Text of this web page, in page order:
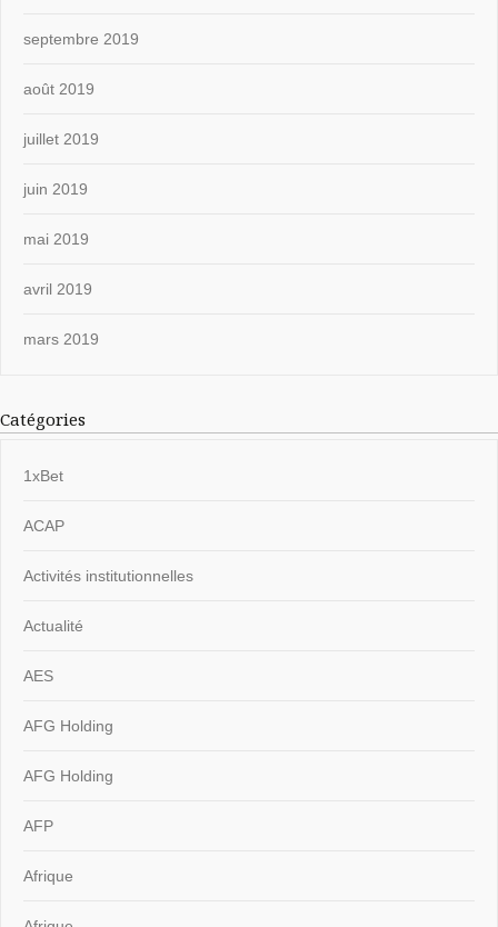
septembre 2019
août 2019
juillet 2019
juin 2019
mai 2019
avril 2019
mars 2019
Catégories
1xBet
ACAP
Activités institutionnelles
Actualité
AES
AFG Holding
AFG Holding
AFP
Afrique